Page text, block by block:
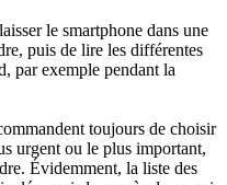
le smartphone dans une
puis de lire les différentes
par exemple pendant la
toujours de choisir
urgent ou le plus important,
Évidemment, la liste des